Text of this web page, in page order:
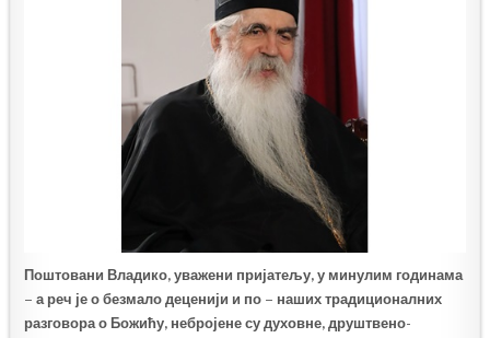
Поштовани Владико, уважени пријатељу, у минулим годинама
– а реч је о безмало деценији и по – наших традиционалних
разговора о Божићу, небројене су духовне, друштвено-